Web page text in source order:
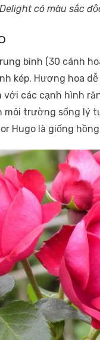
có màu sắc
bình (30 cánh
kép. Hương hoa
các cạnh hình
môi trường sống lý
Hugo là giống